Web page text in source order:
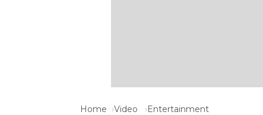
Home Video Entertainment